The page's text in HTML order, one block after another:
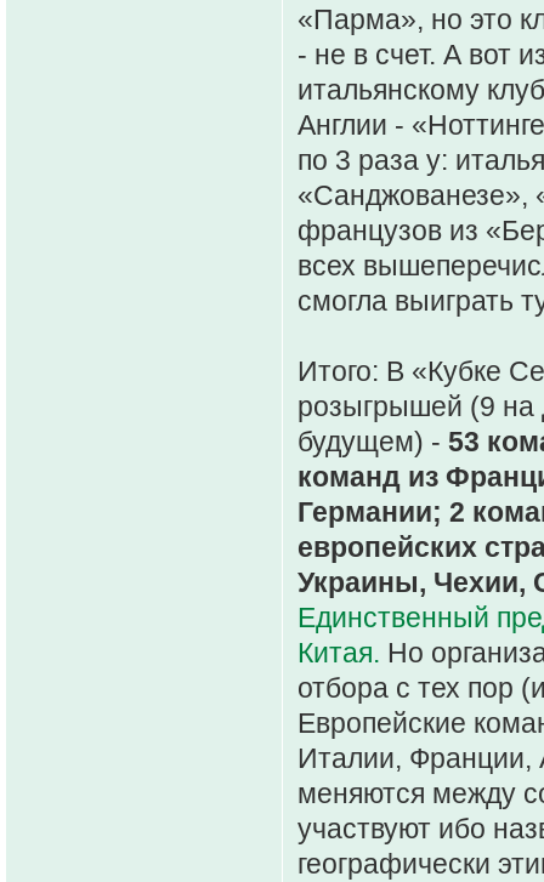
«Парма», но это
- не в счет. А вот
итальянскому
Англии -
по 3 раза у:
«Санджованезе»,
французов из
всех
смогла выиграть
Итого: В «Кубке
розыгрышей (9
будущем) - 53
команд из
Германии; 2
европейских
Украины, Чехии,
Единственный
Китая. Но
отбора с тех пор
Европейские
Италии, Франции,
меняются между
участвуют ибо
географически